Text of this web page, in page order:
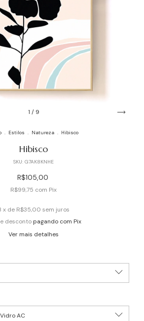
1 / 9
. Estilos . Natureza . Hibisco
Hibisco
SKU: G7AK8KNHE
R$105,00
R$99,75 com Pix
x de R$35,00 sem juros
desconto pagando com Pix
Ver mais detalhes